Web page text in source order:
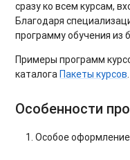
сразу ко всем курсам,
Благодаря
программу обучения из
Примеры программ
каталогаПакеты курсов.
Особенности
Особое